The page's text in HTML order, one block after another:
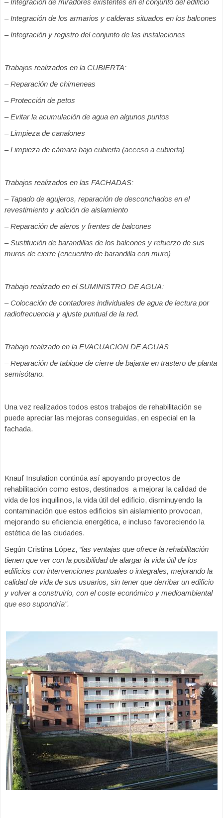
– Integración de miradores existentes en el conjunto del edificio
– Integración de los armarios y calderas situados en los balcones
– Integración y registro del conjunto de las instalaciones
Trabajos realizados en la CUBIERTA:
– Reparación de chimeneas
– Protección de petos
– Evitar la acumulación de agua en algunos puntos
– Limpieza de canalones
– Limpieza de cámara bajo cubierta (acceso a cubierta)
Trabajos realizados en las FACHADAS:
– Tapado de agujeros, reparación de desconchados en el
revestimiento y adición de aislamiento
– Reparación de aleros y frentes de balcones
– Sustitución de barandillas de los balcones y refuerzo de sus
muros de cierre (encuentro de barandilla con muro)
Trabajo realizado en el SUMINISTRO DE AGUA:
– Colocación de contadores individuales de agua de lectura por
radiofrecuencia y ajuste puntual de la red.
Trabajo realizado en la EVACUACION DE AGUAS
– Reparación de tabique de cierre de bajante en trastero de planta
semisótano.
Una vez realizados todos estos trabajos de rehabilitación se
puede apreciar las mejoras conseguidas, en especial en la
fachada.
Knauf Insulation continúa así apoyando proyectos de
rehabilitación como estos, destinados a mejorar la calidad de
vida de los inquilinos, la vida útil del edificio, disminuyendo la
contaminación que estos edificios sin aislamiento provocan,
mejorando su eficiencia energética, e incluso favoreciendo la
estética de las ciudades.
Según Cristina López, “las ventajas que ofrece la rehabilitación
tienen que ver con la posibilidad de alargar la vida útil de los
edificios con intervenciones puntuales o integrales, mejorando la
calidad de vida de sus usuarios, sin tener que derribar un edificio
y volver a construirlo, con el coste económico y medioambiental
que eso supondría”.